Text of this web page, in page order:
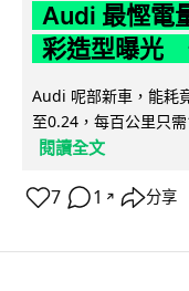
Audi 最慳
彩造型曝光
Audi 呢部新車，能耗
至0.24，每百公里只
閱讀全文
7 1 ↗ 分享